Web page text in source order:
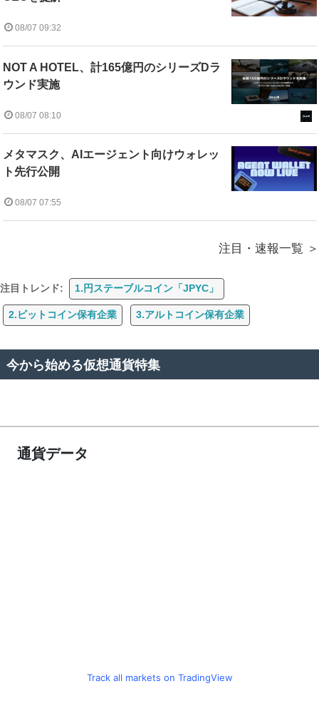
08/07 09:32
NOT A HOTEL、計165億円のシリーズDラ
ウンド実施
08/07 08:10
メタマスク、AIエージェント向けウォレッ
ト先行公開
08/07 07:55
注目・速報一覧
注目トレンド: 1.円ステーブルコイン「JPYC」
2.ビットコイン保有企業 3.アルトコイン保有企業
今から始める仮想通貨特集
通貨データ
Track all markets on TradingView